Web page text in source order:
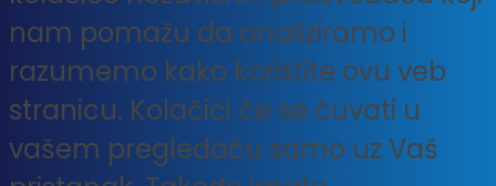
nam pomažu da analiziramo i
razumemo kako koristite ovu veb
stranicu. Kolačići će se čuvati u
vašem pregledaču samo uz Vaš